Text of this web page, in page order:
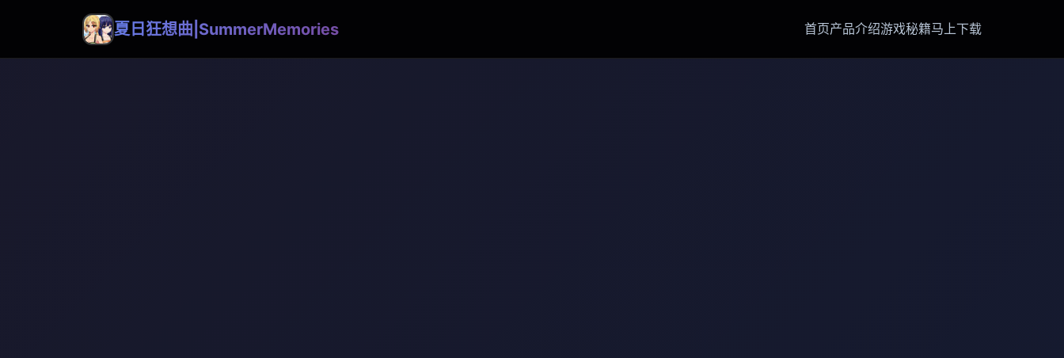
夏日狂想曲|SummerMemories 首页产品介绍游戏秘籍马上下载